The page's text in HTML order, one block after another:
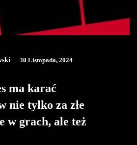
30 Listopada, 2024
ma karać
nie tylko za złe
w grach, ale też